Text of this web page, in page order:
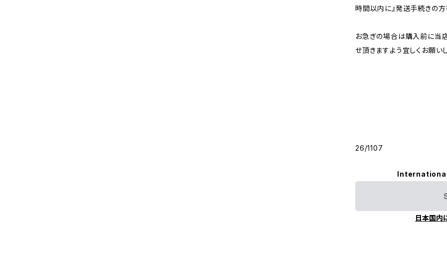
時間以内に』発送手続きの方
お急ぎの場合は購入前に当
せ頂きますよう宜しくお願いし
26/1107
日本国内